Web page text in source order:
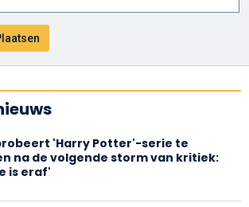
'Harry Potter'-serie te
na de volgende storm van kritiek:
is eraf'